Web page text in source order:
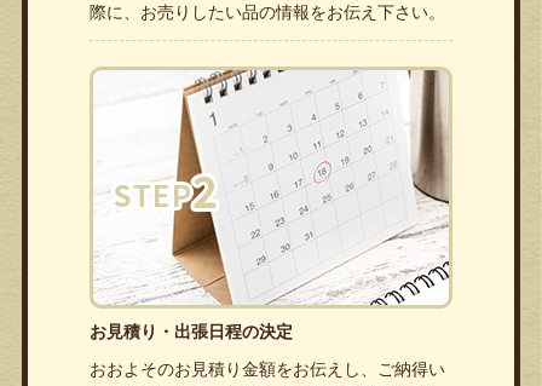
際に、お売りしたい品の情報をお伝え下さい。
お見積り・出張日程の決定
おおよそのお見積り金額をお伝えし、ご納得い